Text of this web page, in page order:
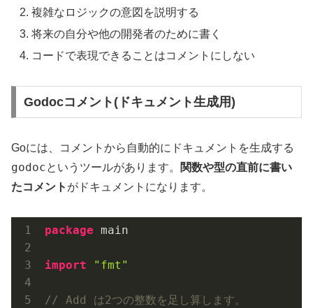
複雑なロジックの意図を説明する
将来の自分や他の開発者のために書く
コードで表現できることはコメントにしない
Godocコメント(ドキュメント生成用)
Goには、コメントから自動的にドキュメントを生成する
godocというツールがあります。
関数や型の直前に書い
たコメント がドキュメントになります。
package main
import "fmt"
// Add は2つの整数を足し算します。